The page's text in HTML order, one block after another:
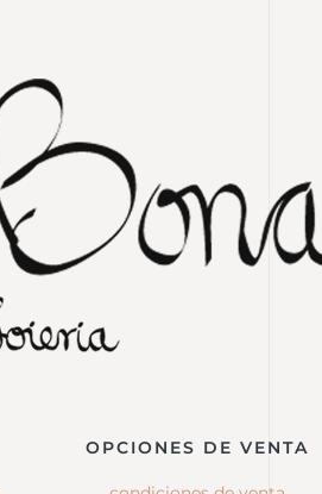
OPCIONES DE VENTA